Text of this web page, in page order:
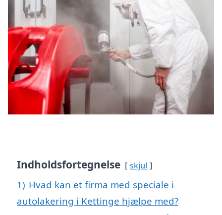
Indholdsfortegnelse skjul
1) Hvad kan et firma med speciale i
autolakering i Kettinge hjælpe med?